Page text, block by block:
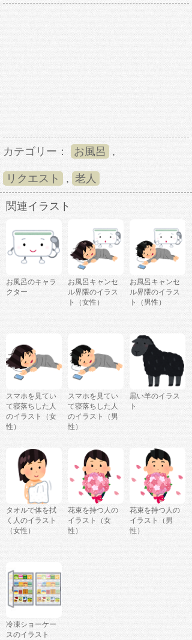
カテゴリー： お風呂 ,
リクエスト , 老人
関連イラスト
お風呂のキャラ
クター
お風呂キャンセ
ル界隈のイラス
ト（女性）
お風呂キャンセ
ル界隈のイラス
ト（男性）
スマホを見てい
て寝落ちした人
のイラスト（女
性）
スマホを見てい
て寝落ちした人
のイラスト（男
性）
黒い羊のイラス
ト
タオルで体を拭
く人のイラスト
（女性）
花束を持つ人の
イラスト（女
性）
花束を持つ人の
イラスト（男
性）
冷凍ショーケー
スのイラスト